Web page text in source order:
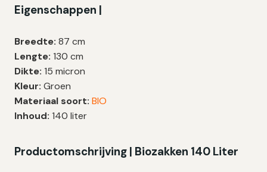
|
|
87×130
cm
–
180
zakken
Eigenschappen |
Breedte: 87 cm
Lengte: 130 cm
Dikte: 15 micron
Kleur: Groen
Materiaal soort: BIO
Inhoud: 140 liter
Productomschrijving | Biozakken 140 Liter